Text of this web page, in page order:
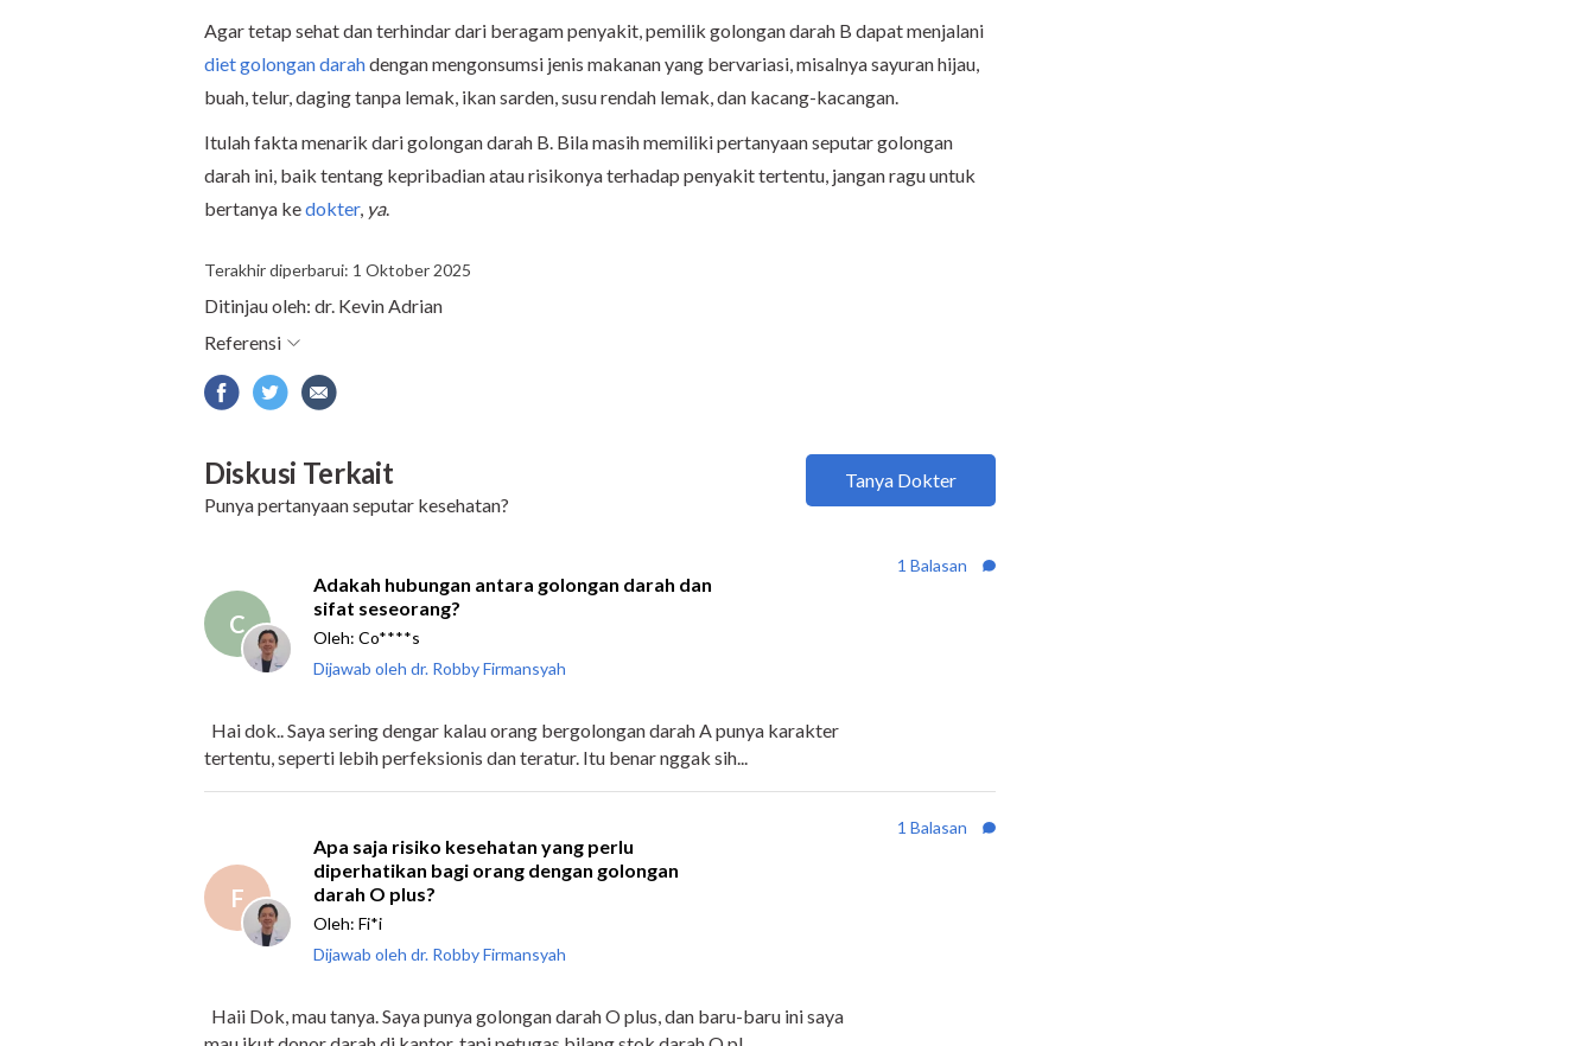
Agar tetap sehat dan terhindar dari beragam penyakit, pemilik golongan darah B dapat menjalani
diet golongan darahdengan mengonsumsi jenis makanan yang bervariasi, misalnya sayuran hijau,
buah, telur, daging tanpa lemak, ikan sarden, susu rendah lemak, dan kacang-kacangan.
Itulah fakta menarik dari golongan darah B. Bila masih memiliki pertanyaan seputar golongan
darah ini, baik tentang kepribadian atau risikonya terhadap penyakit tertentu, jangan ragu untuk
bertanya kedokter, ya.
Terakhir diperbarui: 1 Oktober 2025